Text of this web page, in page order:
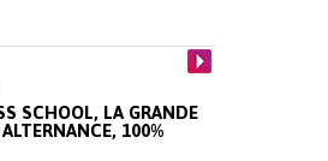
SCHOOL, LA GRANDE
100%